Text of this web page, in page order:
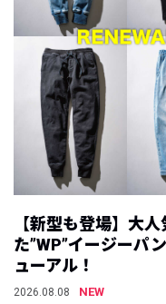
【新型も登場】大人
た”WP”イージーパ
ューアル！
2026.08.08
NEW